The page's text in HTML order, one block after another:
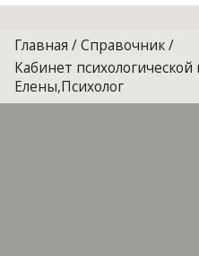
Главная /Справочник/
Кабинет
Елены,Психолог